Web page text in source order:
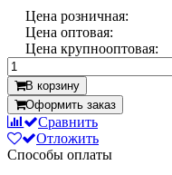
Цена розничная:
Цена оптовая:
Цена крупнооптовая:
В корзину
Оформить заказ
Сравнить
Отложить
Способы оплаты